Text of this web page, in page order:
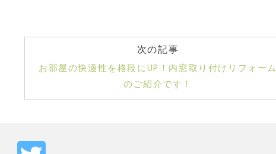
次の記事
お部屋の快適性を格段にUP！内窓取り付けリフォーム
のご紹介です！